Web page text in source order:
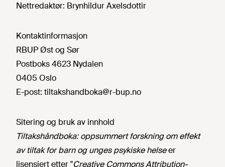
Nettredaktør: Brynhildur Axelsdottir
Kontaktinformasjon
RBUP Øst og Sør
Postboks 4623 Nydalen
0405 Oslo
E-post: tiltakshandboka@r-bup.no
Sitering og bruk av innhold
Tiltakshåndboka: oppsummert forskning om effekt
av tiltak for barn og unges psykiske helseer
lisensiert etter "Creative Commons Attribution-